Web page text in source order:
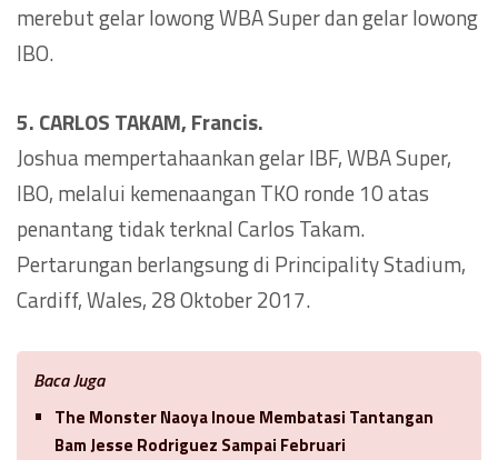
merebut gelar lowong WBA Super dan gelar lowong
IBO.
5. CARLOS TAKAM, Francis.
Joshua mempertahaankan gelar IBF, WBA Super,
IBO, melalui kemenaangan TKO ronde 10 atas
penantang tidak terknal Carlos Takam.
Pertarungan berlangsung di Principality Stadium,
Cardiff, Wales, 28 Oktober 2017.
Baca Juga
The Monster Naoya Inoue Membatasi Tantangan
Bam Jesse Rodriguez Sampai Februari